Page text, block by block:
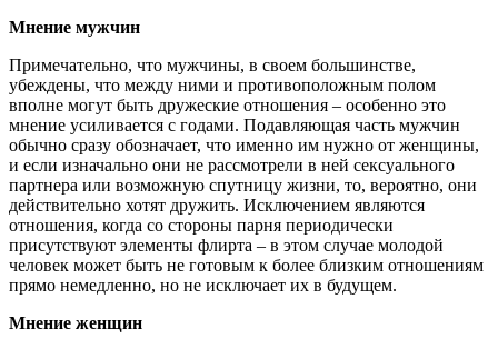
Мнение мужчин
Примечательно, что мужчины, в своем большинстве,
убеждены, что между ними и противоположным полом
вполне могут быть дружеские отношения – особенно это
мнение усиливается с годами. Подавляющая часть мужчин
обычно сразу обозначает, что именно им нужно от женщины,
и если изначально они не рассмотрели в ней сексуального
партнера или возможную спутницу жизни, то, вероятно, они
действительно хотят дружить. Исключением являются
отношения, когда со стороны парня периодически
присутствуют элементы флирта – в этом случае молодой
человек может быть не готовым к более близким отношениям
прямо немедленно, но не исключает их в будущем.
Мнение женщин